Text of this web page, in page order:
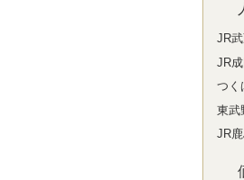
JR
JR
つく
東武
JR